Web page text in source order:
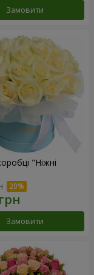
Замовити
"Ніжні
Замовити